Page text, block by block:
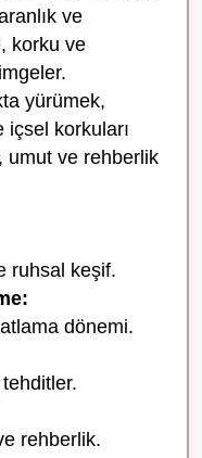
ve
korku ve
yürümek,
korkuları
umut ve rehberlik
ruhsal keşif.
dönemi.
rehberlik.